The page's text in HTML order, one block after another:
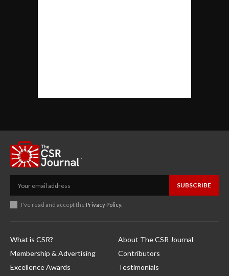
SUBSCRIBE
I've read and accept the Privacy Policy.
What is CSR?
Membership & Advertising
Excellence Awards
About The CSR Journal
Contributors
Testimonials